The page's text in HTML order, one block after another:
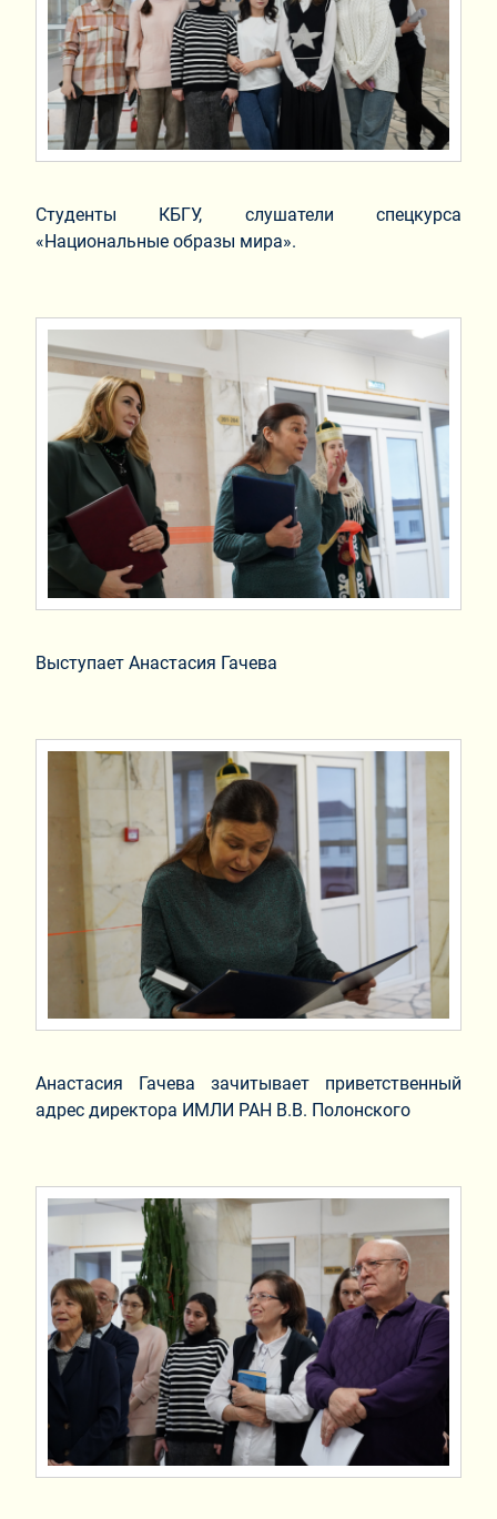
Студенты КБГУ, слушатели спецкурса
«Национальные образы мира».
Выступает Анастасия Гачева
Анастасия Гачева зачитывает приветственный
адрес директора ИМЛИ РАН В.В. Полонского